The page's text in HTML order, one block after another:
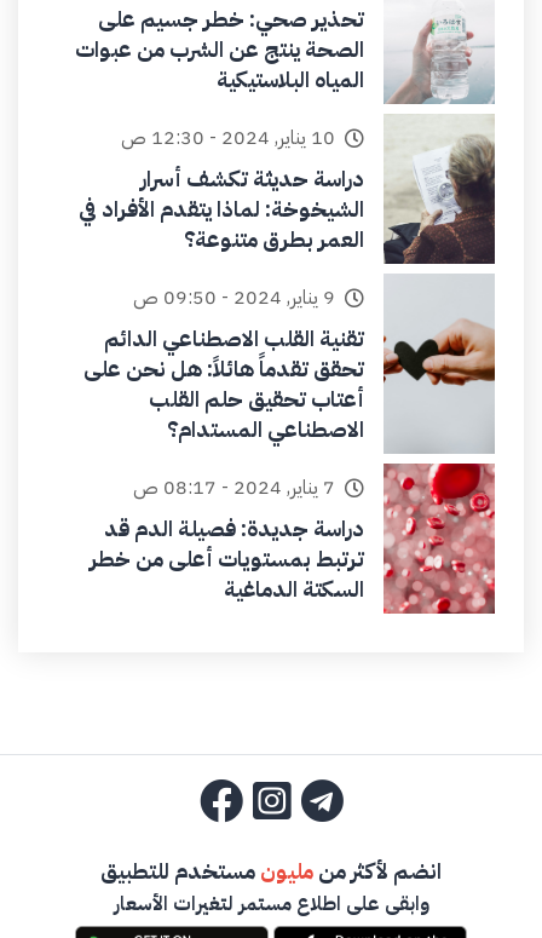
تحذير صحي: خطر جسيم على
الصحة ينتج عن الشرب من عبوات
المياه البلاستيكية
10 يناير, 2024 - 12:30 ص
دراسة حديثة تكشف أسرار
الشيخوخة: لماذا يتقدم الأفراد في
العمر بطرق متنوعة؟
9 يناير, 2024 - 09:50 ص
تقنية القلب الاصطناعي الدائم
تحقق تقدماً هائلاً: هل نحن على
أعتاب تحقيق حلم القلب
الاصطناعي المستدام؟
7 يناير, 2024 - 08:17 ص
دراسة جديدة: فصيلة الدم قد
ترتبط بمستويات أعلى من خطر
السكتة الدماغية
انضم لأكثر منمليونمستخدم للتطبيق
وابقى على اطلاع مستمر لتغيرات الأسعار